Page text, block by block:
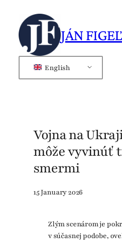
content
JÁN FIGEĽ
English
Vojna na
môže vyvinúť
smermi
15 January 2026
Zlým scenárom je
v súčasnej podobe,